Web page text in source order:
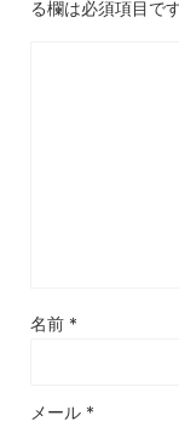
る欄は必須項目で
名前 *
メール *